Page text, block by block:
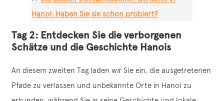
Hanoi: Haben Sie sie schon probiert?
Tag 2: Entdecken Sie die verborgenen
Schätze und die Geschichte Hanois
An diesem zweiten Tag laden wir Sie ein, die ausgetretenen
Pfade zu verlassen und unbekannte Orte in Hanoi zu